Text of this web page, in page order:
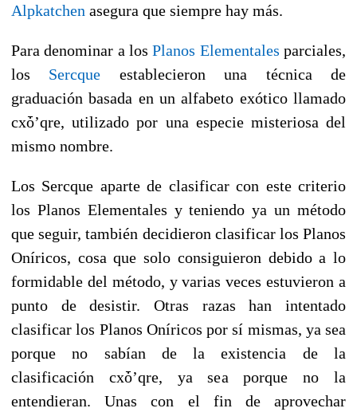
Alpkatchen asegura que siempre hay más.
Para denominar a losPlanos Elementales parciales,
los Sercque establecieron una técnica de
graduación basada en un alfabeto exótico llamado
cxȱ’qre, utilizado por una especie misteriosa del
mismo nombre.
Los Sercque aparte de clasificar con este criterio
los Planos Elementales y teniendo ya un método
que seguir, también decidieron clasificar los Planos
Oníricos, cosa que solo consiguieron debido a lo
formidable del método, y varias veces estuvieron a
punto de desistir. Otras razas han intentado
clasificar los Planos Oníricos por sí mismas, ya sea
porque no sabían de la existencia de la
clasificación cxȱ’qre, ya sea porque no la
entendieran. Unas con el fin de aprovechar